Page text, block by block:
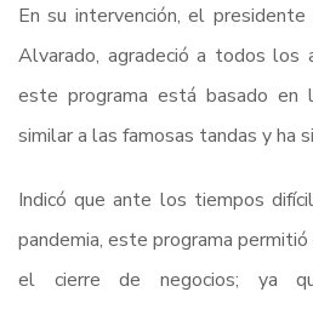
En su intervención, el presidente
Alvarado, agradeció a todos
este programa está basado en
similar a las famosas tandas y ha
Indicó que ante los tiempos
pandemia, este programa
el cierre de negocios; ya